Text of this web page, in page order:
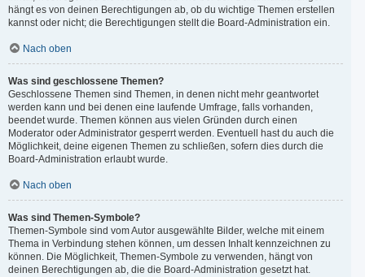
hängt es von deinen Berechtigungen ab, ob du wichtige Themen erstellen
kannst oder nicht; die Berechtigungen stellt die Board-Administration ein.
Nach oben
Was sind geschlossene Themen?
Geschlossene Themen sind Themen, in denen nicht mehr geantwortet
werden kann und bei denen eine laufende Umfrage, falls vorhanden,
beendet wurde. Themen können aus vielen Gründen durch einen
Moderator oder Administrator gesperrt werden. Eventuell hast du auch die
Möglichkeit, deine eigenen Themen zu schließen, sofern dies durch die
Board-Administration erlaubt wurde.
Nach oben
Was sind Themen-Symbole?
Themen-Symbole sind vom Autor ausgewählte Bilder, welche mit einem
Thema in Verbindung stehen können, um dessen Inhalt kennzeichnen zu
können. Die Möglichkeit, Themen-Symbole zu verwenden, hängt von
deinen Berechtigungen ab, die die Board-Administration gesetzt hat.